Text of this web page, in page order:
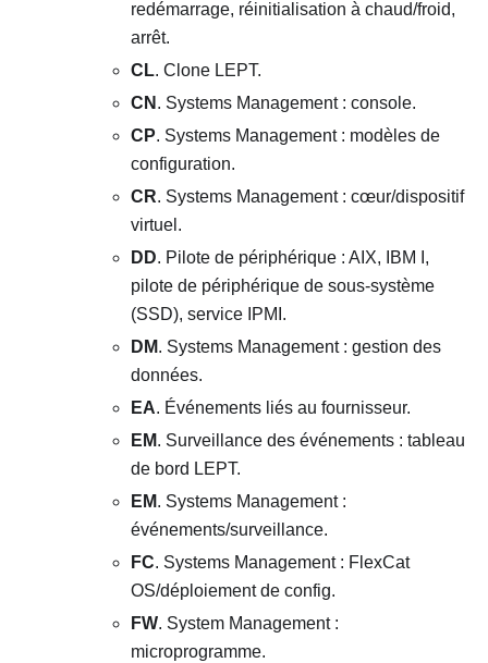
redémarrage, réinitialisation à chaud/froid,
arrêt.
CL. Clone LEPT.
CN . Systems Management : console.
CP. Systems Management : modèles de
configuration.
CR. Systems Management : cœur/dispositif
virtuel.
DD. Pilote de périphérique : AIX, IBM I,
pilote de périphérique de sous-système
(SSD), service IPMI.
DM. Systems Management : gestion des
données.
EA. Événements liés au fournisseur.
EM. Surveillance des événements : tableau
de bord LEPT.
EM. Systems Management :
événements/surveillance.
FC. Systems Management : FlexCat
OS/déploiement de config.
FW. System Management :
microprogramme.